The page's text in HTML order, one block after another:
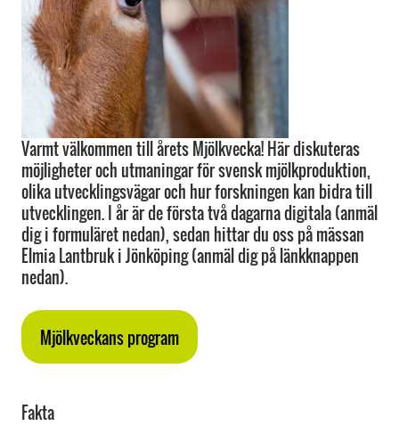
Varmt välkommen till årets Mjölkvecka! Här diskuteras
möjligheter och utmaningar för svensk mjölkproduktion,
olika utvecklingsvägar och hur forskningen kan bidra till
utvecklingen. I år är de första två dagarna digitala (anmäl
dig i formuläret nedan), sedan hittar du oss på mässan
Elmia Lantbruk i Jönköping (anmäl dig på länkknappen
nedan).
Mjölkveckans program
Fakta